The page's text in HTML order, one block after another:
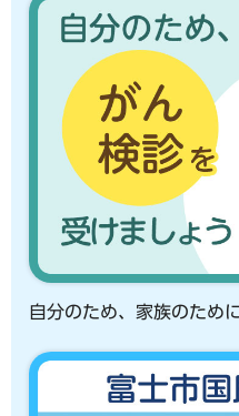
自分のため、家族のため